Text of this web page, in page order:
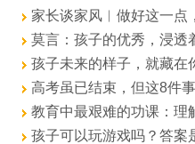
家长谈家风︱做好这一点
莫言：孩子的优秀，浸透
孩子未来的样子，就藏在
高考虽已结束，但这8件
教育中最艰难的功课：理
孩子可以玩游戏吗？答案